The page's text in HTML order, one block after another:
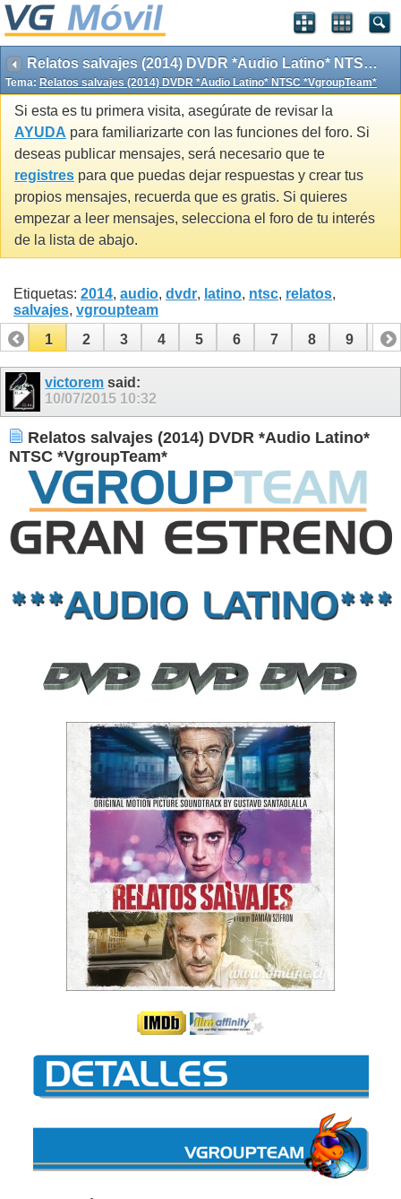
Relatos salvajes (2014) DVDR *Audio Latino* NTSC *VgroupTeam*
Tema: Relatos salvajes (2014) DVDR *Audio Latino* NTSC *VgroupTeam*
Si esta es tu primera visita, asegúrate de revisar la
AYUDA para familiarizarte con las funciones del foro. Si
deseas publicar mensajes, será necesario que te
registres para que puedas dejar respuestas y crear tus
propios mensajes, recuerda que es gratis. Si quieres
empezar a leer mensajes, selecciona el foro de tu interés
de la lista de abajo.
Etiquetas: 2014, audio, dvdr, latino, ntsc, relatos,
salvajes, vgroupteam
1
2 3 4 5 6 7 8 9 10
11
victorem said:
10/07/2015 10:32
Relatos salvajes (2014) DVDR *Audio Latino*
NTSC *VgroupTeam*